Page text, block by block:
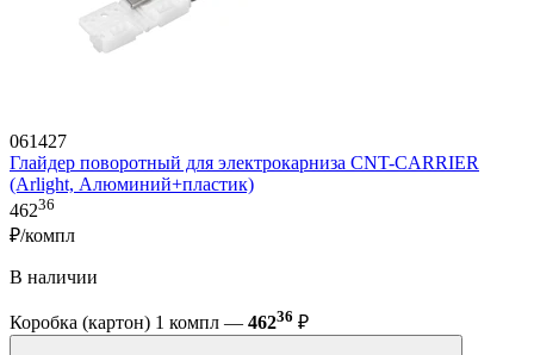
061427
Глайдер поворотный для электрокарниза CNT-CARRIER
(Arlight, Алюминий+пластик)
46236
₽/компл
В наличии
Коробка (картон) 1 компл — 46236 ₽